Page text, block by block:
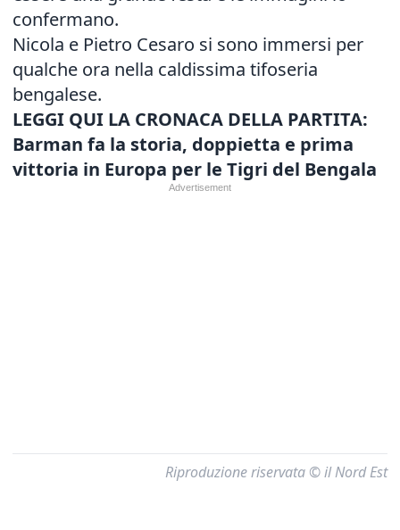
confermano.
Nicola e Pietro Cesaro si sono immersi per
qualche ora nella caldissima tifoseria
bengalese.
LEGGI QUI LA CRONACA DELLA PARTITA:
Barman fa la storia, doppietta e prima
vittoria in Europa per le Tigri del Bengala
Riproduzione riservata © il Nord Est